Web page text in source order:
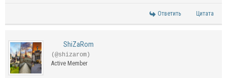
Ответить Цитата
ShiZaRom
(@shizarom)
Active Member